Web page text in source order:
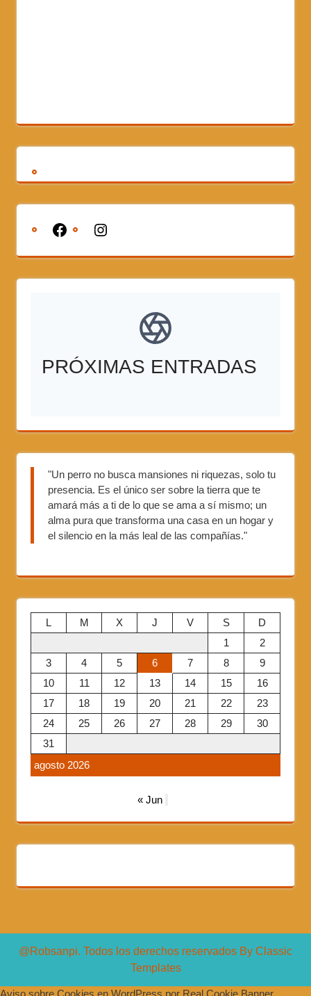
PRÓXIMAS ENTRADAS
"Un perro no busca mansiones ni riquezas, solo tu
presencia. Es el único ser sobre la tierra que te
amará más a ti de lo que se ama a sí mismo; un
alma pura que transforma una casa en un hogar y
el silencio en la más leal de las compañías."
agosto 2026
L M X J V S
D
1
2
3
4 5 6 7 8
9
10
11 12 13 14 15
16
17
18 19 20 21 22
23
24
25 26 27 28 29
30
31
« Jun
@Robsanpi. Todos los derechos reservados By Classic
Templates
Aviso sobre Cookies en WordPress por Real Cookie Banner